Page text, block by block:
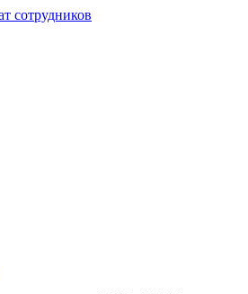
сотрудников